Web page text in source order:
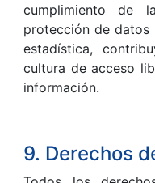
cumplimiento de
protección de datos
estadística,
cultura de acceso
información.
9. Derechos